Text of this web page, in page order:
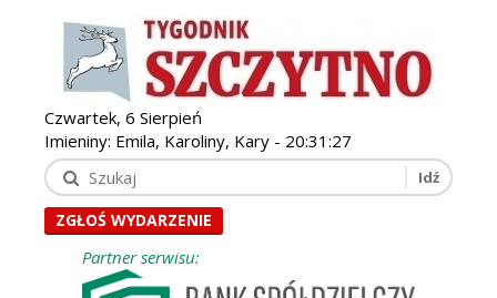
Czwartek, 6 Sierpień
Imieniny: Emila, Karoliny, Kary - 20:31:28
ZGŁOŚ WYDARZENIE
Partner serwisu: